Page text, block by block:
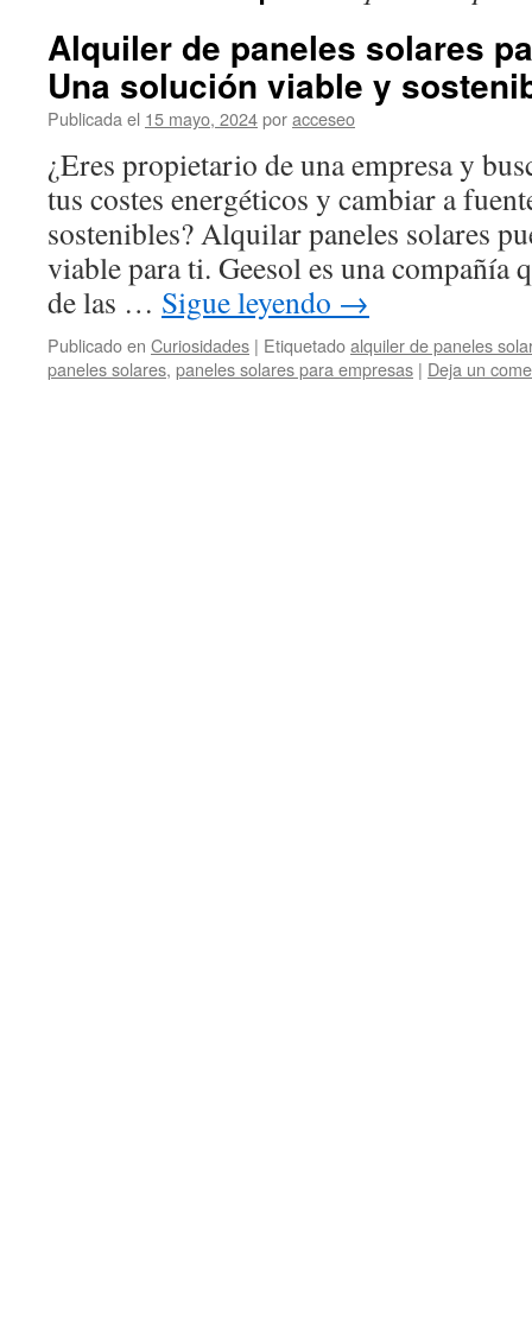
Alquiler de paneles solares
Una solución viable y
Publicada el 15 mayo, 2024poracceseo
¿Eres propietario de una empresa y
tus costes energéticos y cambiar a
sostenibles? Alquilar paneles solares
viable para ti. Geesol es una compañía
de las … Sigue leyendo →
Publicado en Curiosidades | Etiquetadoalquiler de paneles
paneles solares, paneles solares para empresas | Deja un